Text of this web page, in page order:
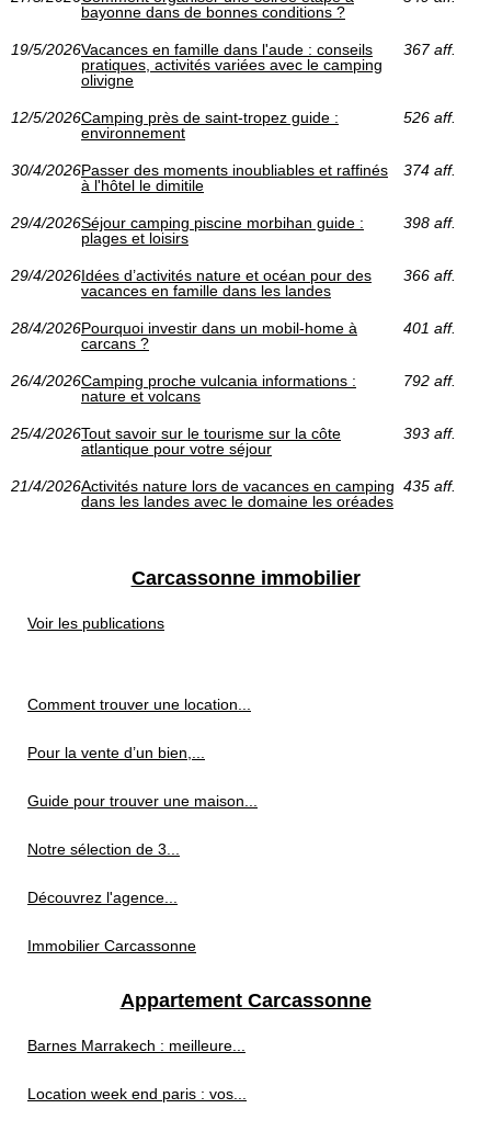
bayonne dans de bonnes conditions ?
19/5/2026Vacances en famille dans l'aude : conseils
pratiques, activités variées avec le camping
olivigne
367 aff.
12/5/2026Camping près de saint-tropez guide :
environnement
526 aff.
30/4/2026Passer des moments inoubliables et raffinés
à l'hôtel le dimitile
374 aff.
29/4/2026Séjour camping piscine morbihan guide :
plages et loisirs
398 aff.
29/4/2026Idées d’activités nature et océan pour des
vacances en famille dans les landes
366 aff.
28/4/2026Pourquoi investir dans un mobil-home à
carcans ?
401 aff.
26/4/2026Camping proche vulcania informations :
nature et volcans
792 aff.
25/4/2026Tout savoir sur le tourisme sur la côte
atlantique pour votre séjour
393 aff.
21/4/2026Activités nature lors de vacances en camping
dans les landes avec le domaine les oréades
435 aff.
Carcassonne immobilier
Voir les publications
Comment trouver une location...
Pour la vente d’un bien,...
Guide pour trouver une maison...
Notre sélection de 3...
Découvrez l'agence...
Immobilier Carcassonne
Appartement Carcassonne
Barnes Marrakech : meilleure...
Location week end paris : vos...